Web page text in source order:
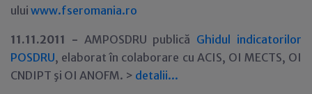
ului www.fseromania.ro
11.11.2011 - AMPOSDRU publică Ghidul indicatorilor
POSDRU, elaborat în colaborare cu ACIS, OI MECTS, OI
CNDIPT şi OI ANOFM. > detalii...